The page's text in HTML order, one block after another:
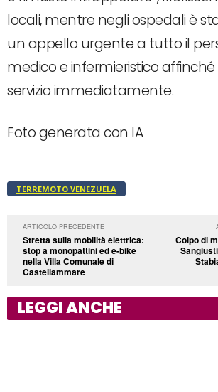
locali, mentre negli ospedali è
un appello urgente a tutto il
medico e infermieristico
servizio immediatamente.
Foto generata con IA
TERREMOTO VENEZUELA
ARTICOLO PRECEDENTE
Stretta sulla mobilità elettrica:
stop a monopattini ed e-bike
nella Villa Comunale di
Castellammare
Colpo di
LEGGI ANCHE